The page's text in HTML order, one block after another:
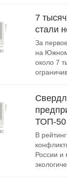
7
стали
За
на
около 7
ТОП-50
В
России и